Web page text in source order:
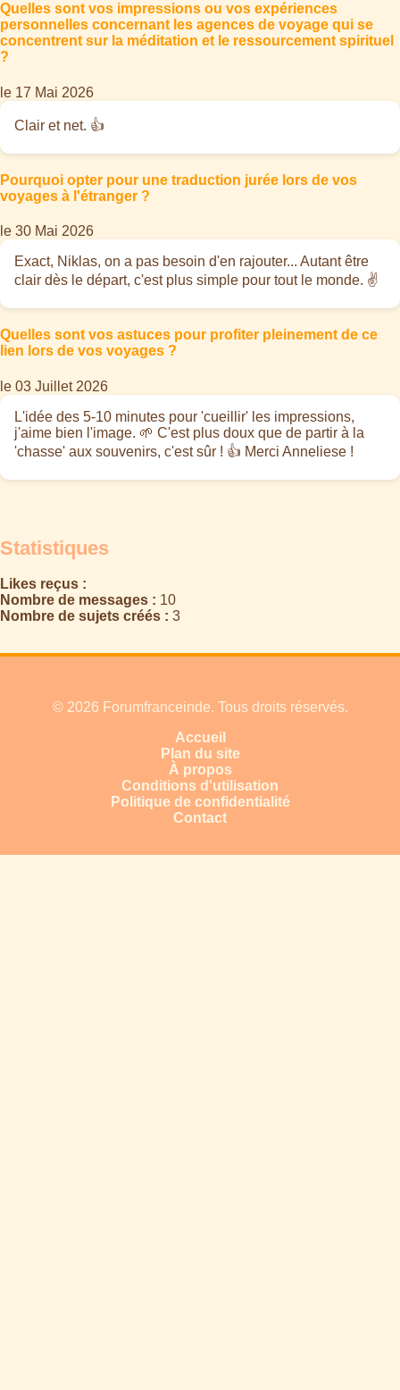
Quelles sont vos impressions ou vos expériences
personnelles concernant les agences de voyage qui se
concentrent sur la méditation et le ressourcement spirituel
?
le 17 Mai 2026
Clair et net. 👍
Pourquoi opter pour une traduction jurée lors de vos
voyages à l'étranger ?
le 30 Mai 2026
Exact, Niklas, on a pas besoin d'en rajouter... Autant être
clair dès le départ, c'est plus simple pour tout le monde. ✌️
Quelles sont vos astuces pour profiter pleinement de ce
lien lors de vos voyages ?
le 03 Juillet 2026
L'idée des 5-10 minutes pour 'cueillir' les impressions,
j'aime bien l'image. 🌱 C'est plus doux que de partir à la
'chasse' aux souvenirs, c'est sûr ! 👍 Merci Anneliese !
Statistiques
Likes reçus :
Nombre de messages : 10
Nombre de sujets créés : 3
© 2026 Forumfranceinde. Tous droits réservés.
Accueil
Plan du site
À propos
Conditions d'utilisation
Politique de confidentialité
Contact